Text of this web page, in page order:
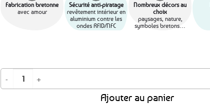
Fabrication bretonne
avec amour
Sécurité anti-piratage
revêtement intérieur en
aluminium contre les
ondes RFID/NFC
Nombreux décors au
choix
paysages, nature,
symboles bretons…
quantité de Etui protège carte bancaire Excalibur
Ajouter au panier